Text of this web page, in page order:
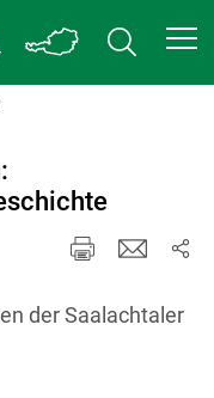
der Saalachtaler